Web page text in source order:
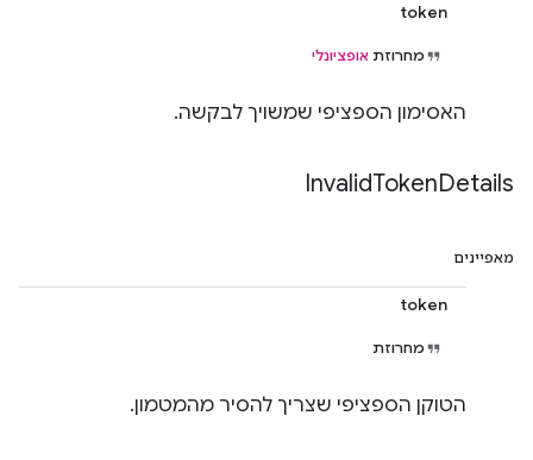
token
מחרוזת אופציונלי
האסימון הספציפי שמשויך לבקשה.
InvalidTokenDetails
מאפיינים
token
מחרוזת
הטוקן הספציפי שצריך להסיר מהמטמון.